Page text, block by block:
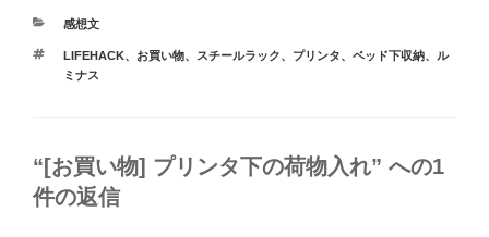
カ
ゴ
リ
感想文
タ
グ
LIFEHACK、 お買い物、 スチールラック、 プリンタ、 ベッド下収納、
ル
ミナス
“[お買い物] プリンタ下の荷物入れ” への1
件の返信